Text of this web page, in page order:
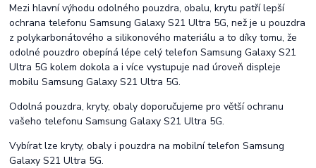
Mezi hlavní výhodu odolného pouzdra, obalu, krytu patří lepší
ochrana telefonu Samsung Galaxy S21 Ultra 5G, než je u pouzdra
z polykarbonátového a silikonového materiálu a to díky tomu, že
odolné pouzdro obepíná lépe celý telefon Samsung Galaxy S21
Ultra 5G kolem dokola a i více vystupuje nad úroveň displeje
mobilu Samsung Galaxy S21 Ultra 5G.
Odolná pouzdra, kryty, obaly doporučujeme pro větší ochranu
vašeho telefonu Samsung Galaxy S21 Ultra 5G.
Vybírat lze kryty, obaly i pouzdra na mobilní telefon Samsung
Galaxy S21 Ultra 5G.